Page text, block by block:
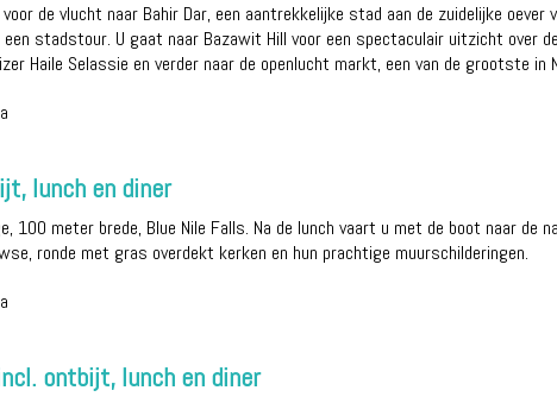
de vlucht naar Bahir Dar, een aantrekkelijke stad aan de zuidelijke oever
stadstour. U gaat naar Bazawit Hill voor een spectaculair uitzicht over
Haile Selassie en verder naar de openlucht markt, een van de grootste in
lunch en diner
100 meter brede, Blue Nile Falls. Na de lunch vaart u met de boot naar de
ronde met gras overdekt kerken en hun prachtige muurschilderingen.
ontbijt, lunch en diner